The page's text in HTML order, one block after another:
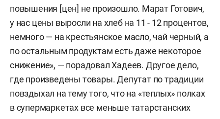
повышения [цен] не произошло. Марат Готович,
у нас цены выросли на хлеб на 11 - 12 процентов,
немного — на крестьянское масло, чай черный, а
по остальным продуктам есть даже некоторое
снижение», — порадовал Хадеев. Другое дело,
где произведены товары. Депутат по традиции
повздыхал на тему того, что на «теплых» полках
в супермаркетах все меньше татарстанских